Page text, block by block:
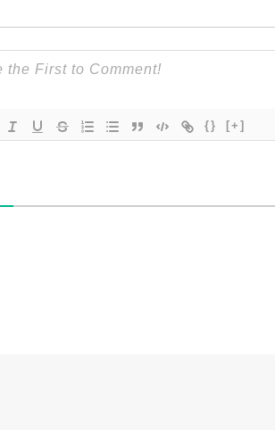
{} [+]